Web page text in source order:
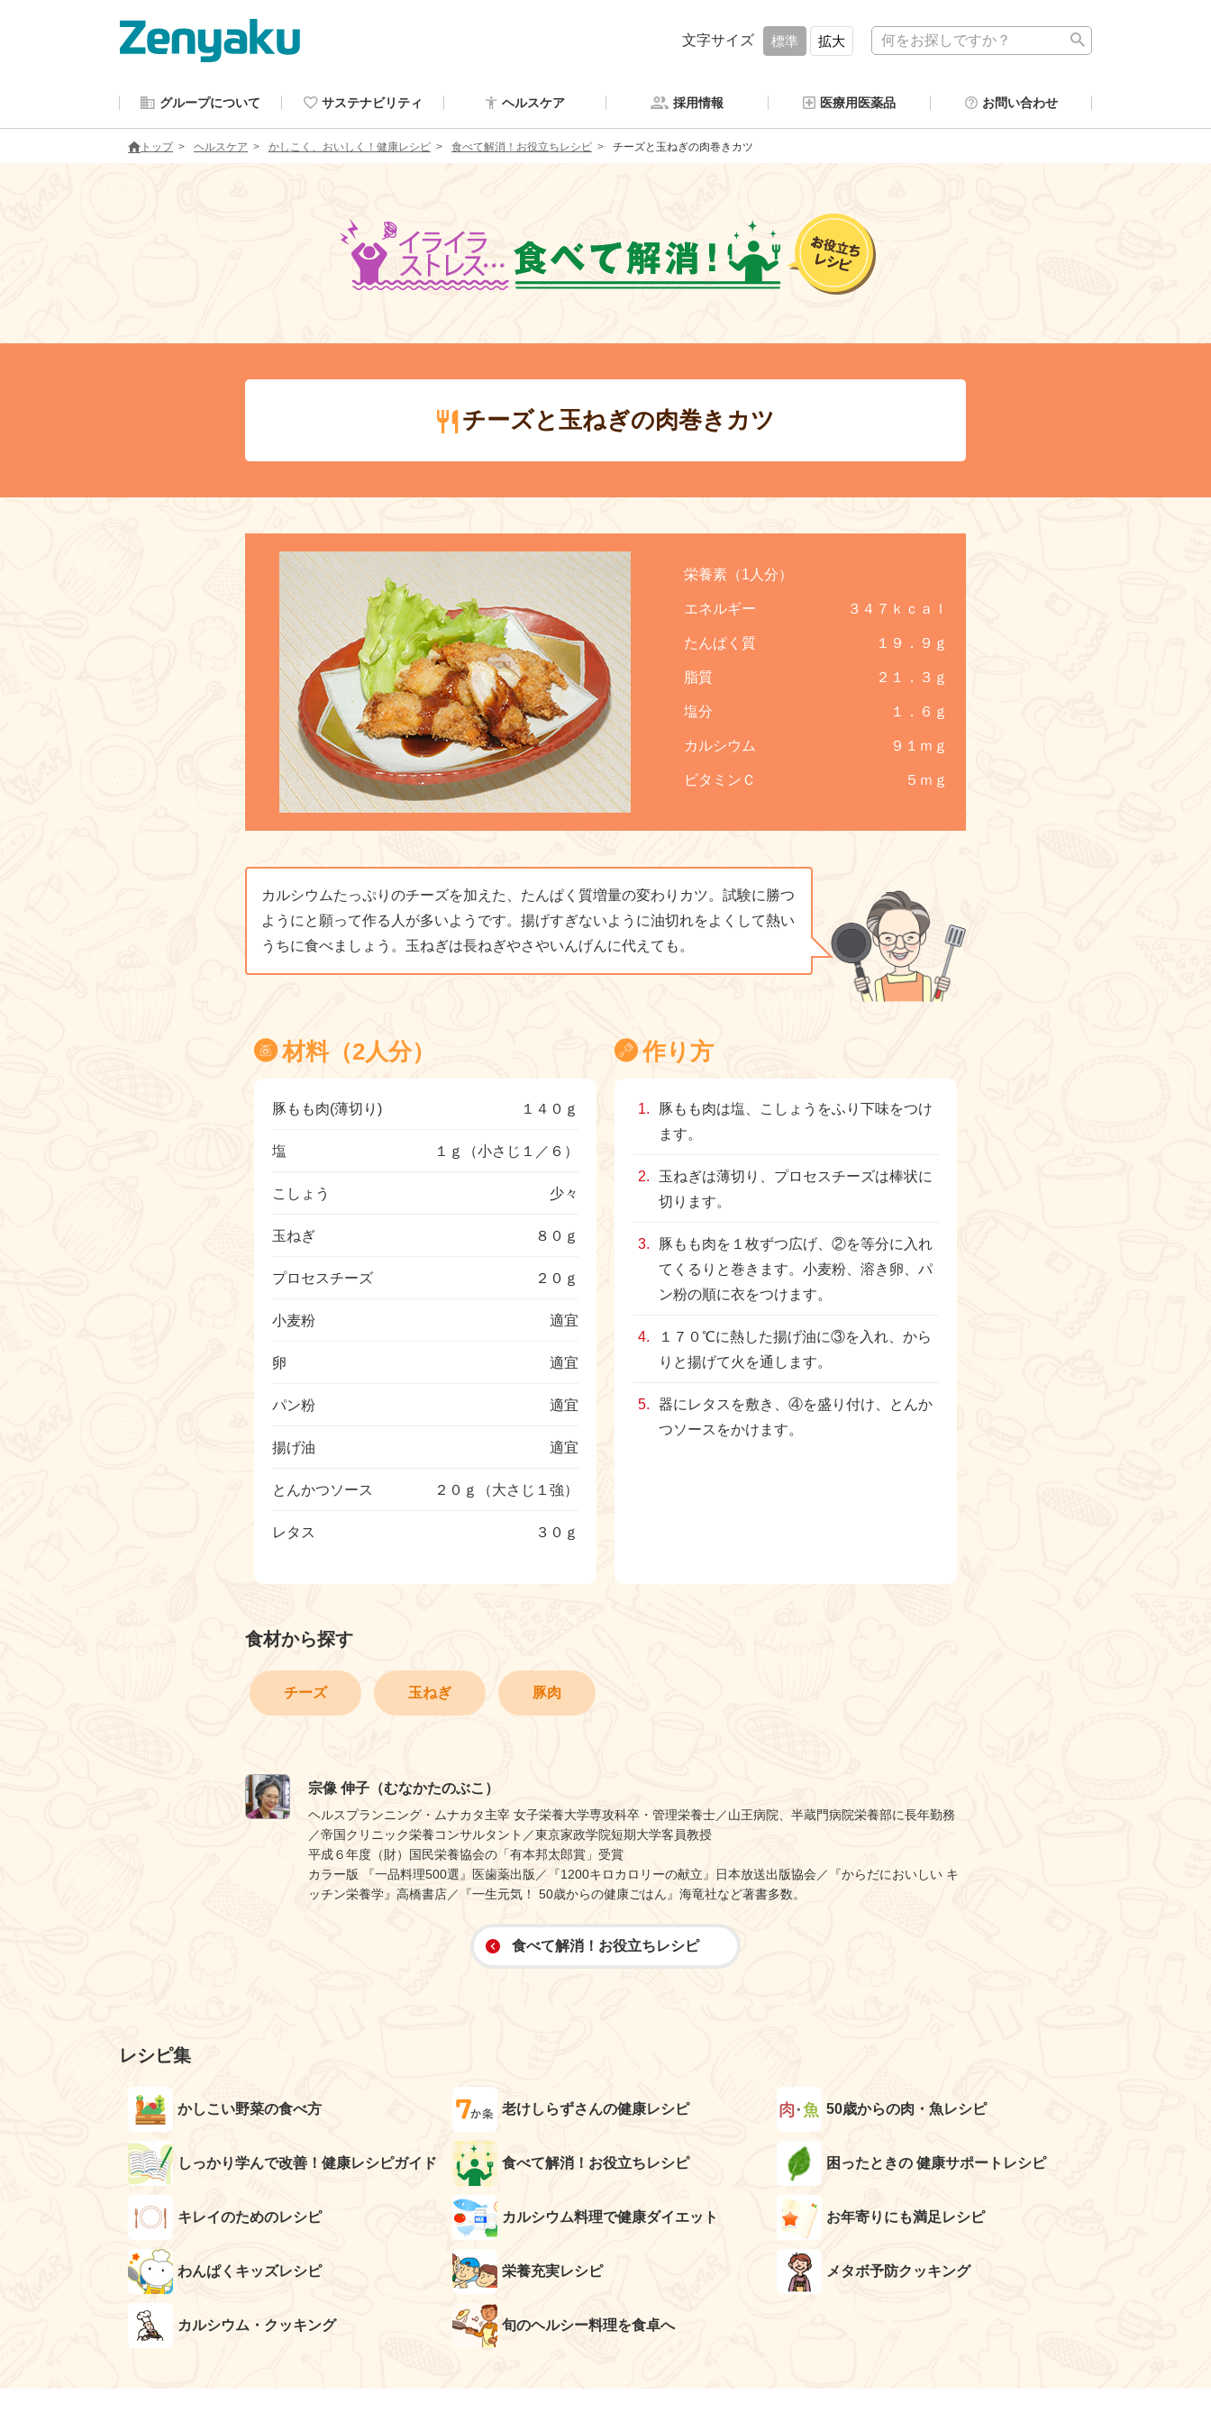
文字サイズ 標準 拡大
グループについて サステナビリティ ヘルスケア 採用情報 医療用医薬品 お問い合わせ
トップ ヘルスケア かしこく、おいしく！健康レシピ 食べて解消！お役立ちレシピ チーズと玉ねぎの肉巻きカツ
チーズと玉ねぎの肉巻きカツ
栄養素（1人分）
エネルギー ３４７ｋｃａｌ
たんぱく質 １９．９ｇ
脂質 ２１．３ｇ
塩分 １．６ｇ
カルシウム ９１ｍｇ
ビタミンＣ ５ｍｇ
カルシウムたっぷりのチーズを加えた、たんぱく質増量の変わりカツ。試験に勝つ
ようにと願って作る人が多いようです。揚げすぎないように油切れをよくして熱い
うちに食べましょう。玉ねぎは長ねぎやさやいんげんに代えても。
材料（2人分）
豚もも肉(薄切り) １４０ｇ
塩 １ｇ（小さじ１／６）
こしょう 少々
玉ねぎ ８０ｇ
プロセスチーズ ２０ｇ
小麦粉 適宜
卵 適宜
パン粉 適宜
揚げ油 適宜
とんかつソース ２０ｇ（大さじ１強）
レタス ３０ｇ
作り方
豚もも肉は塩、こしょうをふり下味をつけ
ます。
玉ねぎは薄切り、プロセスチーズは棒状に
切ります。
豚もも肉を１枚ずつ広げ、②を等分に入れ
てくるりと巻きます。小麦粉、溶き卵、パ
ン粉の順に衣をつけます。
１７０℃に熱した揚げ油に③を入れ、から
りと揚げて火を通します。
器にレタスを敷き、④を盛り付け、とんか
つソースをかけます。
食材から探す
チーズ 玉ねぎ 豚肉
宗像 伸子（むなかたのぶこ）
ヘルスプランニング・ムナカタ主宰 女子栄養大学専攻科卒・管理栄養士／山王病院、半蔵門病院栄養部に長年勤務
／帝国クリニック栄養コンサルタント／東京家政学院短期大学客員教授
平成６年度（財）国民栄養協会の「有本邦太郎賞」受賞
カラー版 『一品料理500選』医歯薬出版／『1200キロカロリーの献立』日本放送出版協会／『からだにおいしい キ
ッチン栄養学』高橋書店／『一生元気！ 50歳からの健康ごはん』海竜社など著書多数。
食べて解消！お役立ちレシピ
レシピ集
かしこい野菜の食べ方 老けしらずさんの健康レシピ 50歳からの肉・魚レシピ
しっかり学んで改善！健康レシピガイド 食べて解消！お役立ちレシピ 困ったときの 健康サポートレシピ
キレイのためのレシピ カルシウム料理で健康ダイエット お年寄りにも満足レシピ
わんぱくキッズレシピ 栄養充実レシピ メタボ予防クッキング
カルシウム・クッキング 旬のヘルシー料理を食卓へ